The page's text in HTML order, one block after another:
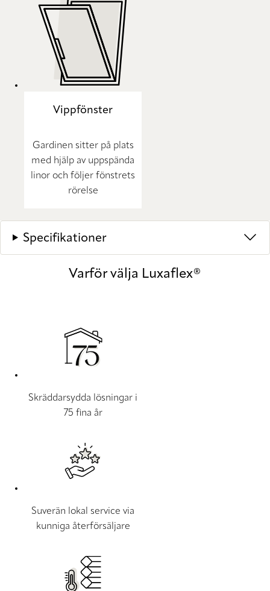
Vippfönster
Gardinen sitter på plats
med hjälp av uppspända
linor och följer fönstrets
rörelse
Specifikationer
Varför välja Luxaflex®
Skräddarsydda lösningar i
75 fina år
Suverän lokal service via
kunniga återförsäljare